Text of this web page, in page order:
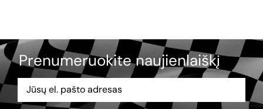
Prenumeruokite naujienlaiškį